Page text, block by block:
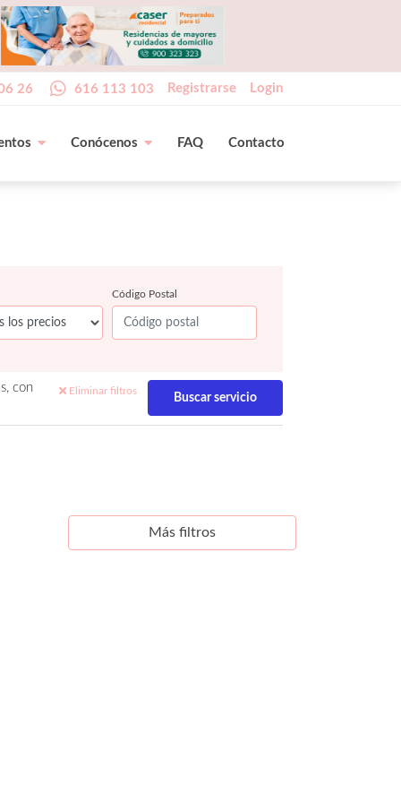
26 616 113 103 Registrarse Login
Conócenos FAQ Contacto
Código Postal
con
Eliminar filtros
Más filtros